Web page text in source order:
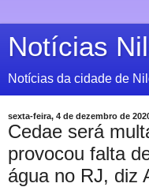
Notícias
Notícias da cidade de
sexta-feira, 4 de dezembro de
Cedae será
provocou falta
água no RJ, diz